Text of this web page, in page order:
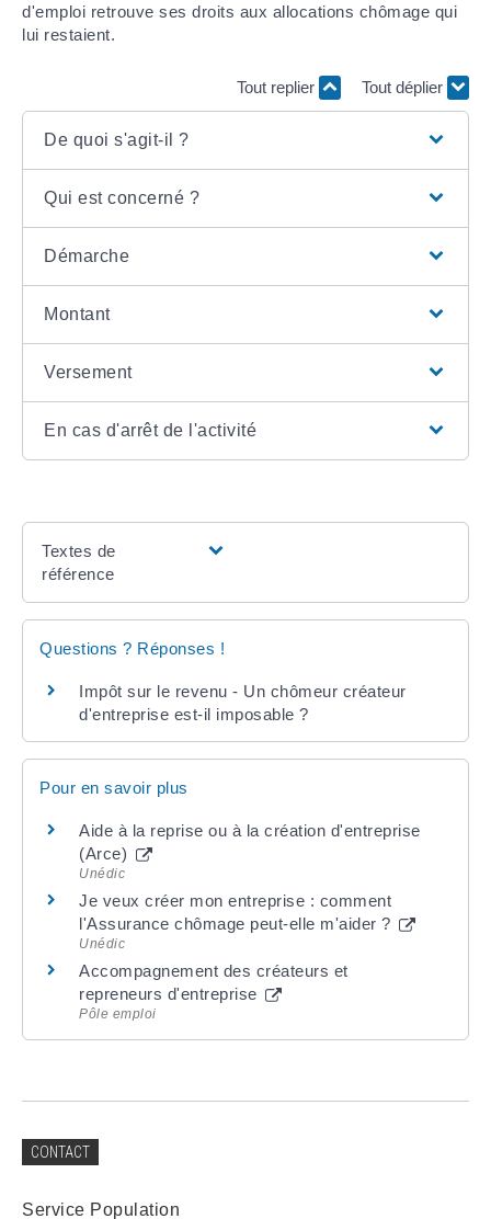
d'emploi retrouve ses droits aux allocations chômage qui
lui restaient.
Tout replier Tout déplier
De quoi s'agit-il ?
Qui est concerné ?
Démarche
Montant
Versement
En cas d'arrêt de l'activité
Textes de
référence
Questions ? Réponses !
Impôt sur le revenu - Un chômeur créateur
d'entreprise est-il imposable ?
Pour en savoir plus
Aide à la reprise ou à la création d'entreprise
(Arce)
Unédic
Je veux créer mon entreprise : comment
l'Assurance chômage peut-elle m'aider ?
Unédic
Accompagnement des créateurs et
repreneurs d'entreprise
Pôle emploi
CONTACT
Service Population